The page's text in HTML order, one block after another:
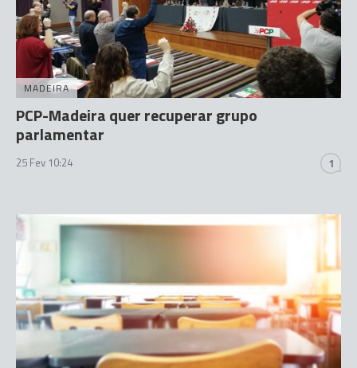
MADEIRA
PCP-Madeira quer recuperar grupo
parlamentar
25 Fev 10:24 1